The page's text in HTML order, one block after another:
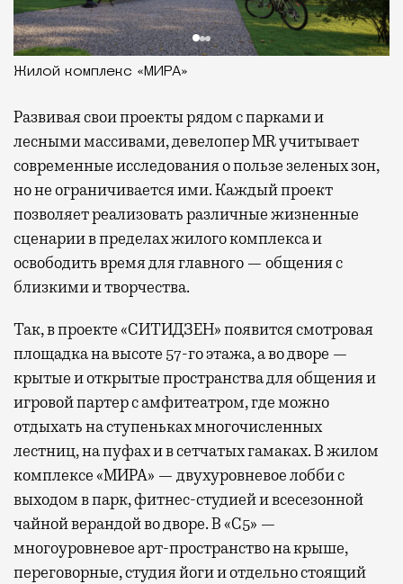
Жилой комплекс «МИРА»
Развиваясвои проекты рядом с парками и
лесными массивами, девелопер MR учитывает
современные исследования о пользе зеленых зон,
но не ограничивается ими. Каждый проект
позволяет реализовать различные жизненные
сценарии в пределах жилого комплекса и
освободить время для главного — общения с
близкими и творчества.
Так, в проекте «СИТИДЗЕН» появится смотровая
площадка на высоте 57-го этажа, а во дворе —
крытые и открытые пространства для общения и
игровой партер с амфитеатром, где можно
отдыхать на ступеньках многочисленных
лестниц, на пуфах и в сетчатых гамаках. В жилом
комплексе «МИРА» — двухуровневое лобби с
выходом в парк, фитнес-студией и всесезонной
чайной верандой во дворе. В «С5» —
многоуровневое арт-пространство на крыше,
переговорные, студия йоги и отдельно стоящий